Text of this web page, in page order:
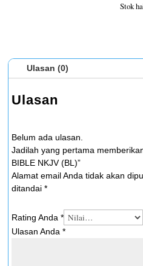
Stok
Ulasan (0)
Ulasan
Belum ada ulasan.
Jadilah yang pertama
BIBLE NKJV (BL)”
Alamat email Anda tidak akan
ditandai *
Rating Anda *
Ulasan Anda *